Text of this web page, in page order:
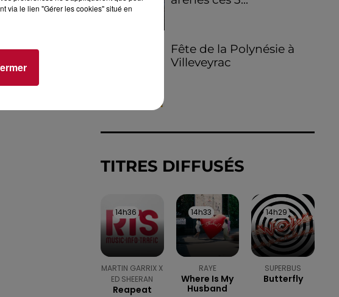
Fête de la Polynésie à
Villeveyrac
TITRES DIFFUSÉS
14h36
14h36
MARTIN GARRIX X
ED SHEERAN
Reapeat
14h33
14h33
RAYE
Where Is My
Husband
14h29
14h29
SUPERBUS
Butterfly
via le lien "Gérer les cookies" situé en